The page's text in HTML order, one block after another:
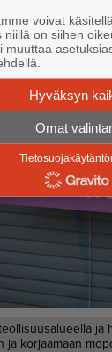
ja
ja korjaamaan
voivat
niillä on siihen
muuttaa
Hyväksyn
Omat